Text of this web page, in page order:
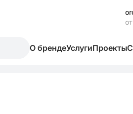
О брендеУслугиПроекты